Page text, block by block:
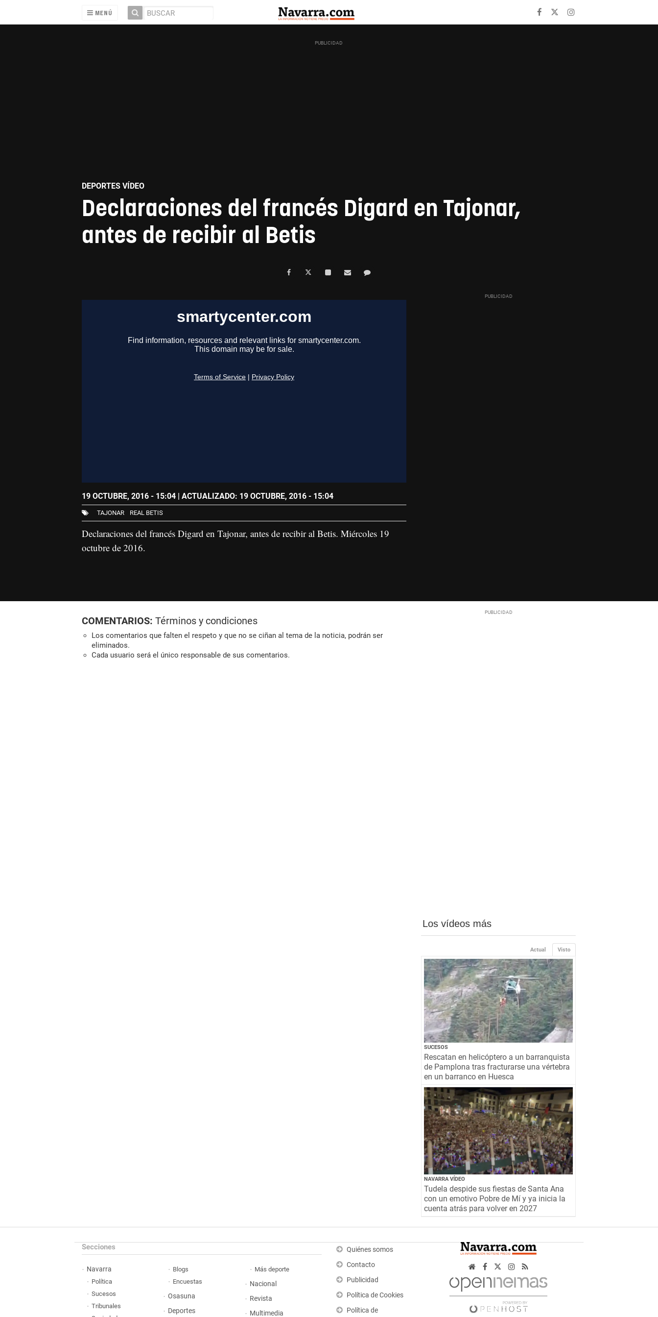
MENÚ
DEPORTES VÍDEO
Declaraciones del francés Digard en Tajonar,
antes de recibir al Betis
19 OCTUBRE, 2016 - 15:04| ACTUALIZADO: 19 OCTUBRE, 2016 - 15:04
TAJONAR REAL BETIS
Declaraciones del francés Digard en Tajonar, antes de recibir al Betis. Miércoles 19
octubre de 2016.
COMENTARIOS: Términos y condiciones
Los comentarios que falten el respeto y que no se ciñan al tema de la noticia, podrán ser
eliminados.
Cada usuario será el único responsable de sus comentarios.
Los vídeos más
Visto
Actual
SUCESOS
Rescatan en helicóptero a un barranquista
de Pamplona tras fracturarse una vértebra
en un barranco en Huesca
NAVARRA VÍDEO
Tudela despide sus fiestas de Santa Ana
con un emotivo Pobre de Mí y ya inicia la
cuenta atrás para volver en 2027
Secciones
Navarra
Política
Sucesos
Tribunales
Blogs
Encuestas
Osasuna
Deportes
Más deporte
Nacional
Revista
Multimedia
Quiénes somos
Contacto
Publicidad
Política de Cookies
Política de